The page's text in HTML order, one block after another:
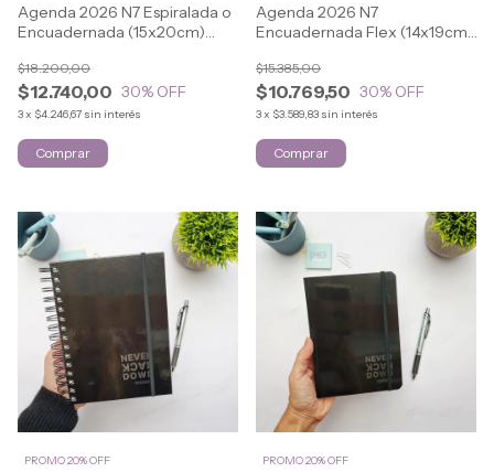
Agenda 2026 N7 Espiralada o
Encuadernada (15x20cm)
$12.740,00
$18.200,00
30% OFF
3x $4.246,67 sin interés
Comprar
Agenda 2026 N7
Encuadernada Flex (14x19cm)
$10.769,50
$15.385,00
30% OFF
3x $3.589,83 sin interés
Comprar
PROMO 20% OFF PROMO 20% OFF